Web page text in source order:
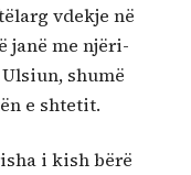
vdekje në
janë me njëri-
shumë
e shtetit.
i kish bërë